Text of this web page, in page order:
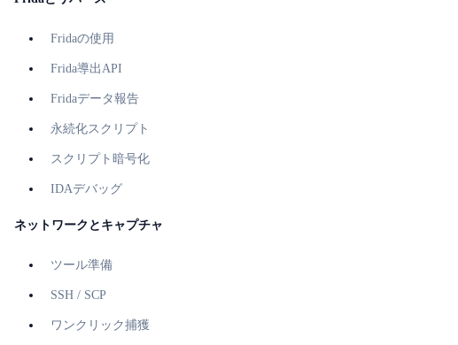
Fridaの使用
Frida導出API
Fridaデータ報告
永続化スクリプト
スクリプト暗号化
IDAデバッグ
ネットワークとキャプチャ
ツール準備
SSH / SCP
ワンクリック捕獲